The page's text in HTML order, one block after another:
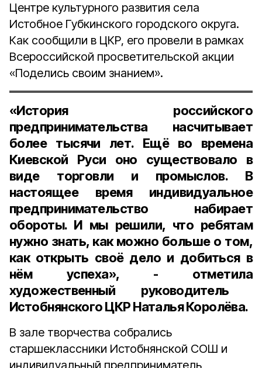
Центре культурного развития села
Истобное Губкинского городского округа.
Как сообщили в ЦКР, его провели в рамках
Всероссийской просветительской акции
«Поделись своим знанием».
«История российского
предпринимательства насчитывает
более тысячи лет. Ещё во времена
Киевской Руси оно существовало в
виде торговли и промыслов. В
настоящее время индивидуальное
предпринимательство набирает
обороты. И мы решили, что ребятам
нужно знать, как можно больше о том,
как открыть своё дело и добиться в
нём успеха», - отметила
художественный руководитель
Истобнянского ЦКР Наталья Королёва.
В зале творчества собрались
старшеклассники Истобнянской СОШ и
индивидуальный предприниматель